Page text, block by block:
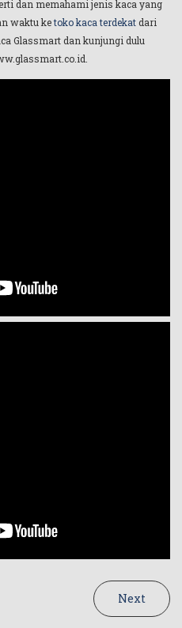
dan memahami jenis kaca yang
waktu ketoko kaca terdekatdari
Glassmart dan kunjungi dulu
Next